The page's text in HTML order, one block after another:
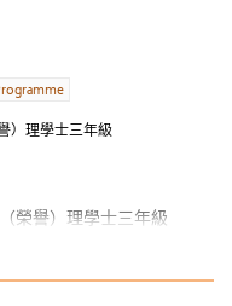
知識，並讓我於實
升學目標及發展方
學的升學出路提供
我有機會在具規模
經驗，擴闊視野。
學說：『一分耕
書院及課程提供的
的理想。
）理學士三年級
榮譽）理學士三年級
年級